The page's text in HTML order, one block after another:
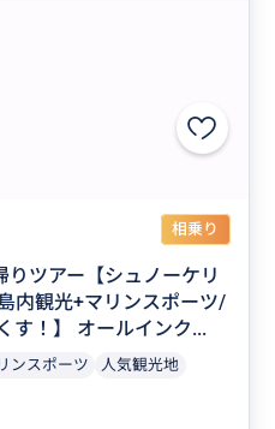
相乗り
ツアー【シュノーケリ
内観光+マリンスポーツ/
す！】 オールインク...
ンスポーツ 人気観光地